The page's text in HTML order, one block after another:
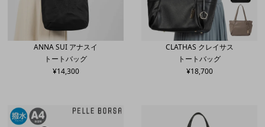
ANNA SUI アナスイ
トートバッグ
¥14,300
CLATHAS クレイサス
トートバッグ
¥18,700